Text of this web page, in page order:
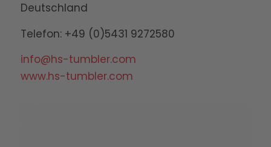
Deutschland
Telefon: +49 (0)5431 9272580
info@hs-tumbler.com
www.hs-tumbler.com